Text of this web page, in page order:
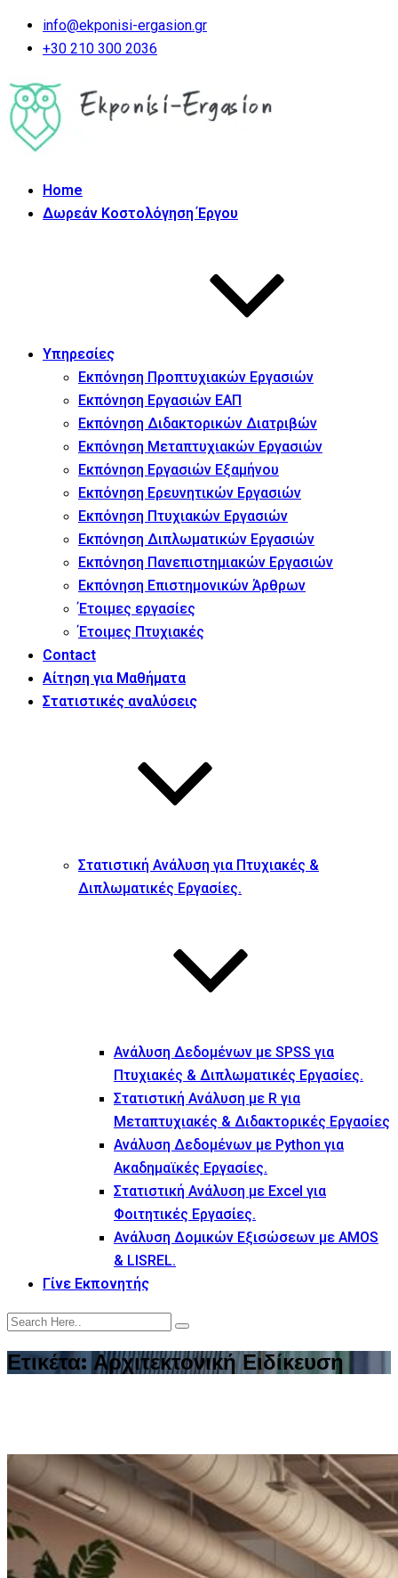
info@ekponisi-ergasion.gr
+30 210 300 2036
Home
Δωρεάν Κοστολόγηση Έργου
Υπηρεσίες
Εκπόνηση Προπτυχιακών Εργασιών
Εκπόνηση Εργασιών ΕΑΠ
Εκπόνηση Διδακτορικών Διατριβών
Εκπόνηση Μεταπτυχιακών Εργασιών
Εκπόνηση Εργασιών Εξαμήνου
Εκπόνηση Ερευνητικών Εργασιών
Εκπόνηση Πτυχιακών Εργασιών
Εκπόνηση Διπλωματικών Εργασιών
Εκπόνηση Πανεπιστημιακών Εργασιών
Εκπόνηση Επιστημονικών Άρθρων
Έτοιμες εργασίες
Έτοιμες Πτυχιακές
Contact
Αίτηση για Μαθήματα
Στατιστικές αναλύσεις
Στατιστική Ανάλυση για Πτυχιακές &
Διπλωματικές Εργασίες.
Ανάλυση Δεδομένων με SPSS για
Πτυχιακές & Διπλωματικές Εργασίες.
Στατιστική Ανάλυση με R για
Μεταπτυχιακές & Διδακτορικές Εργασίες
Ανάλυση Δεδομένων με Python για
Ακαδημαϊκές Εργασίες.
Στατιστική Ανάλυση με Excel για
Φοιτητικές Εργασίες.
Ανάλυση Δομικών Εξισώσεων με AMOS
& LISREL.
Γίνε Εκπονητής
Ετικέτα: Αρχιτεκτονική Ειδίκευση